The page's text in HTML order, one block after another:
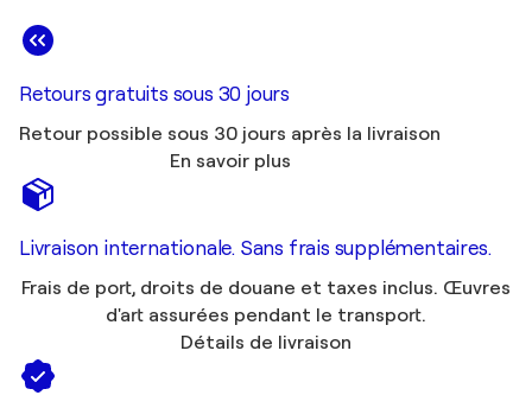
Retours gratuits sous 30 jours
Retour possible sous 30 jours après la livraison
En savoir plus
Livraison internationale. Sans frais supplémentaires.
Frais de port, droits de douane et taxes inclus. Œuvres
d'art assurées pendant le transport.
Détails de livraison